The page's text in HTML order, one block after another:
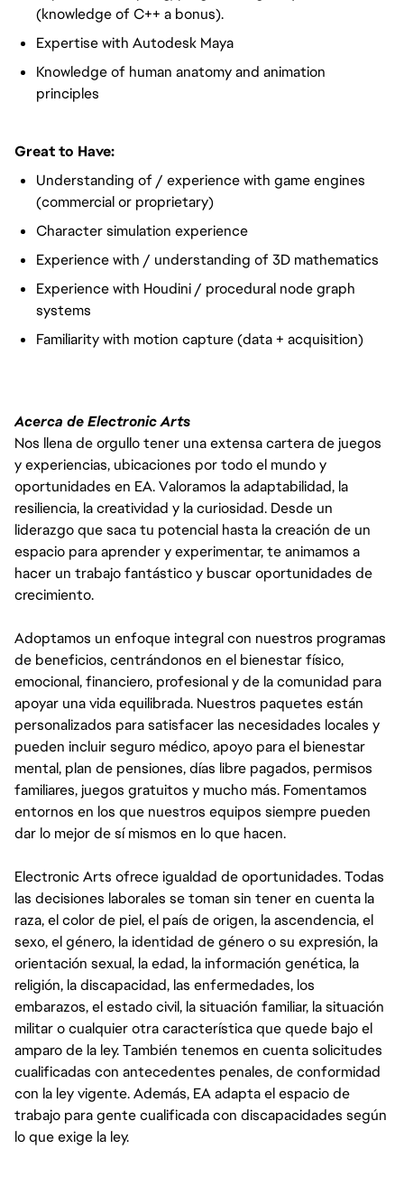
(knowledge of C++ a bonus).
Expertise with Autodesk Maya
Knowledge of human anatomy and animation
principles
Great to Have:
Understanding of / experience with game engines
(commercial or proprietary)
Character simulation experience
Experience with / understanding of 3D mathematics
Experience with Houdini / procedural node graph
systems
Familiarity with motion capture (data + acquisition)
Acerca de Electronic Arts
Nos llena de orgullo tener una extensa cartera de juegos
y experiencias, ubicaciones por todo el mundo y
oportunidades en EA. Valoramos la adaptabilidad, la
resiliencia, la creatividad y la curiosidad. Desde un
liderazgo que saca tu potencial hasta la creación de un
espacio para aprender y experimentar, te animamos a
hacer un trabajo fantástico y buscar oportunidades de
crecimiento.
Adoptamos un enfoque integral con nuestros programas
de beneficios, centrándonos en el bienestar físico,
emocional, financiero, profesional y de la comunidad para
apoyar una vida equilibrada. Nuestros paquetes están
personalizados para satisfacer las necesidades locales y
pueden incluir seguro médico, apoyo para el bienestar
mental, plan de pensiones, días libre pagados, permisos
familiares, juegos gratuitos y mucho más. Fomentamos
entornos en los que nuestros equipos siempre pueden
dar lo mejor de sí mismos en lo que hacen.
Electronic Arts ofrece igualdad de oportunidades. Todas
las decisiones laborales se toman sin tener en cuenta la
raza, el color de piel, el país de origen, la ascendencia, el
sexo, el género, la identidad de género o su expresión, la
orientación sexual, la edad, la información genética, la
religión, la discapacidad, las enfermedades, los
embarazos, el estado civil, la situación familiar, la situación
militar o cualquier otra característica que quede bajo el
amparo de la ley. También tenemos en cuenta solicitudes
cualificadas con antecedentes penales, de conformidad
con la ley vigente. Además, EA adapta el espacio de
trabajo para gente cualificada con discapacidades según
lo que exige la ley.